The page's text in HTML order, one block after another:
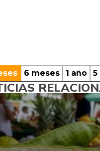
6 meses 1 año 5